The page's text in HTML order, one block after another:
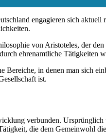
engagieren sich
von Aristoteles, der
ehrenamtliche Tätigkeiten
Bereiche, in denen man sich
ist.
verbunden.
die dem Gemeinwohl